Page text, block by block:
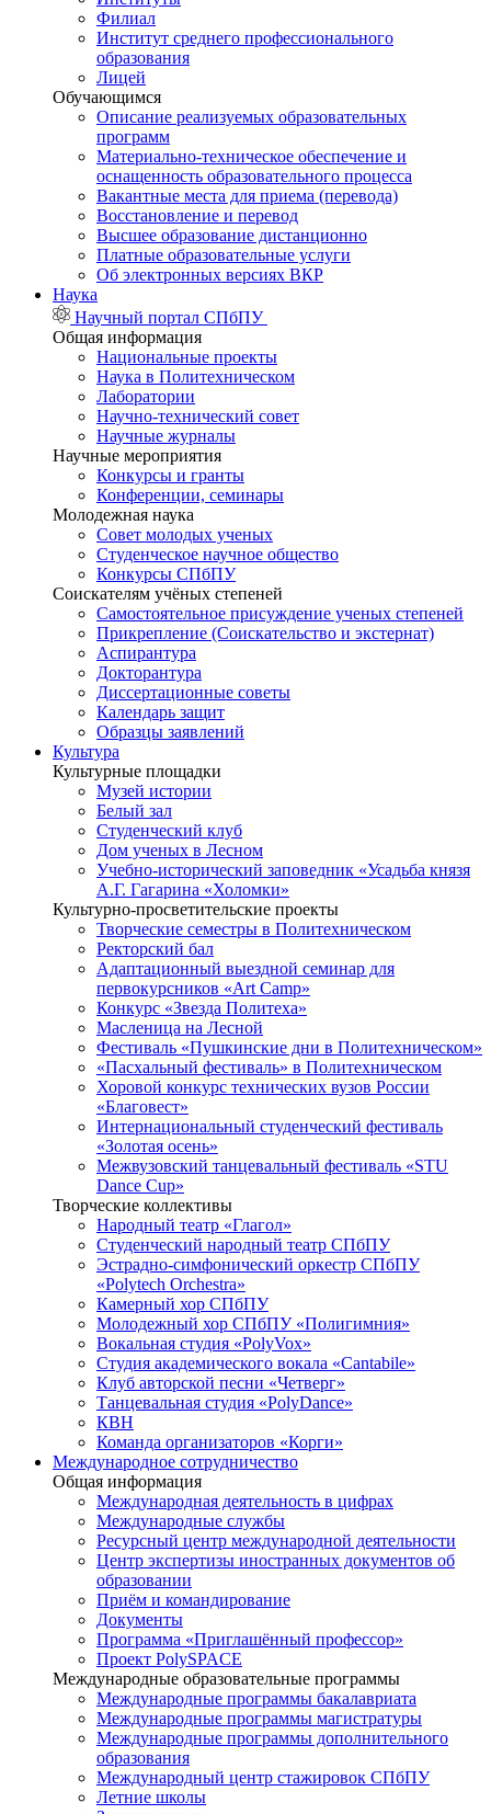
Филиал
Институт среднего профессионального
образования
Лицей
Обучающимся
Описание реализуемых образовательных
программ
Материально-техническое обеспечение и
оснащенность образовательного процесса
Вакантные места для приема (перевода)
Восстановление и перевод
Высшее образование дистанционно
Платные образовательные услуги
Об электронных версиях ВКР
Наука
Научный портал СПбПУ
Общая информация
Национальные проекты
Наука в Политехническом
Лаборатории
Научно-технический совет
Научные журналы
Научные мероприятия
Конкурсы и гранты
Конференции, семинары
Молодежная наука
Совет молодых ученых
Студенческое научное общество
Конкурсы СПбПУ
Соискателям учёных степеней
Самостоятельное присуждение ученых степеней
Прикрепление (Соискательство и экстернат)
Аспирантура
Докторантура
Диссертационные советы
Календарь защит
Образцы заявлений
Культура
Культурные площадки
Музей истории
Белый зал
Студенческий клуб
Дом ученых в Лесном
Учебно-исторический заповедник «Усадьба князя
А.Г. Гагарина «Холомки»
Культурно-просветительские проекты
Творческие семестры в Политехническом
Ректорский бал
Адаптационный выездной семинар для
первокурсников «Art Camp»
Конкурс «Звезда Политеха»
Масленица на Лесной
Фестиваль «Пушкинские дни в Политехническом»
«Пасхальный фестиваль» в Политехническом
Хоровой конкурс технических вузов России
«Благовест»
Интернациональный студенческий фестиваль
«Золотая осень»
Межвузовский танцевальный фестиваль «STU
Dance Cup»
Творческие коллективы
Народный театр «Глагол»
Студенческий народный театр СПбПУ
Эстрадно-симфонический оркестр СПбПУ
«Polytech Orchestra»
Камерный хор СПбПУ
Молодежный хор СПбПУ «Полигимния»
Вокальная студия «PolyVox»
Студия академического вокала «Cantabile»
Клуб авторской песни «Четверг»
Танцевальная студия «PolyDance»
КВН
Команда организаторов «Корги»
Международное сотрудничество
Общая информация
Международная деятельность в цифрах
Международные службы
Ресурсный центр международной деятельности
Центр экспертизы иностранных документов об
образовании
Приём и командирование
Документы
Программа «Приглашённый профессор»
Проект PolySPACE
Международные образовательные программы
Международные программы бакалавриата
Международные программы магистратуры
Международные программы дополнительного
образования
Международный центр стажировок СПбПУ
Летние школы